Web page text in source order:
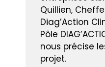
Quillien,
Diag’Action
Pôle
nous précise
projet.